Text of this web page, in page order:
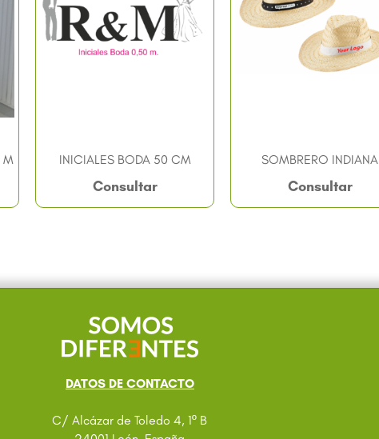
M INICIALES BODA 50 CM
Consultar
SOMBRERO INDIANA
Consultar
DATOS DE CONTACTO
C/ Alcázar de Toledo 4, 1º B